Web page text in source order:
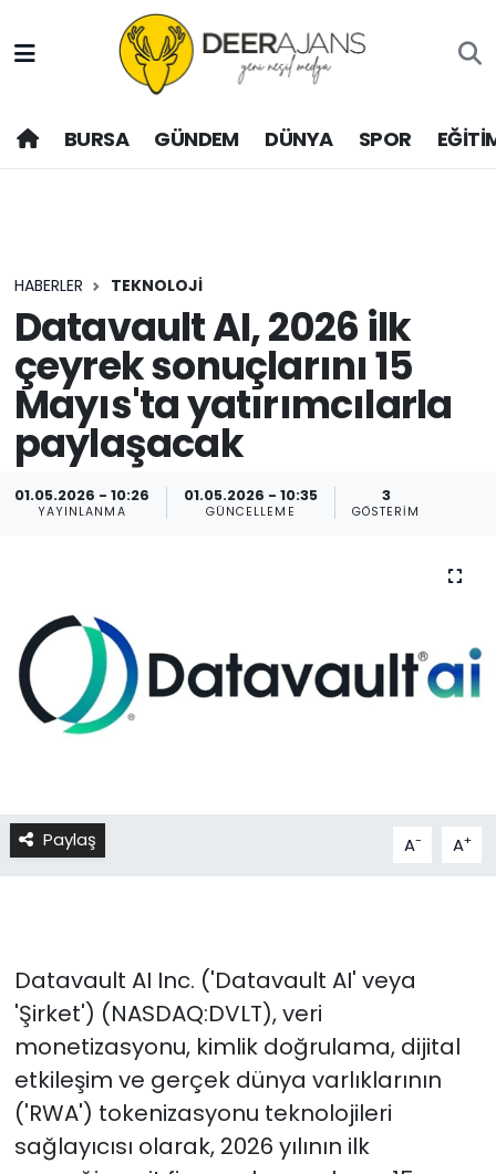
BURSA GÜNDEM DÜNYA SPOR
HABERLER TEKNOLOJİ
Datavault AI, 2026 ilk
çeyrek sonuçlarını 15
Mayıs'ta yatırımcılarla
paylaşacak
01.05.2026 - 10:26
YAYINLANMA
01.05.2026 - 10:35
GÜNCELLEME
3
GÖSTERIM
Paylaş A- A+
Datavault AI Inc. ('Datavault AI' veya
'Şirket') (NASDAQ:DVLT), veri
monetizasyonu, kimlik doğrulama, dijital
etkileşim ve gerçek dünya varlıklarının
('RWA') tokenizasyonu teknolojileri
sağlayıcısı olarak, 2026 yılının ilk
Hava Durumu
Trafik Durumu
Son Dakika Haberleri
Haber Arşivi